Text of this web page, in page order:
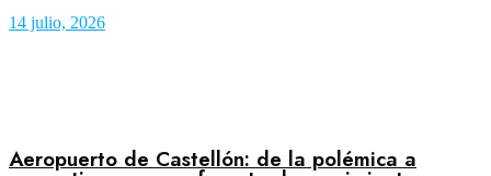
14 julio, 2026
Aeropuerto de Castellón: de la polémica a